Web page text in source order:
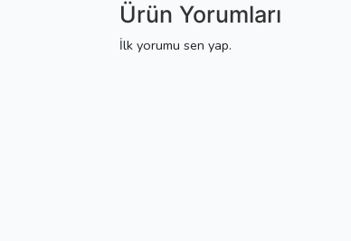
Ürün Yorumları
İlk yorumu sen yap.